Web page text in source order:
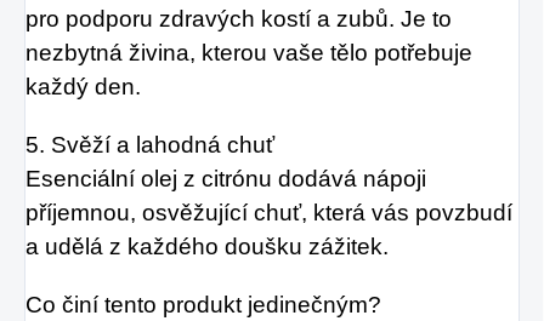
pro podporu zdravých kostí a zubů. Je to
nezbytná živina, kterou vaše tělo potřebuje
každý den.
5. Svěží a lahodná chuť
Esenciální olej z citrónu dodává nápoji
příjemnou, osvěžující chuť, která vás povzbudí
a udělá z každého doušku zážitek.
Co činí tento produkt jedinečným?